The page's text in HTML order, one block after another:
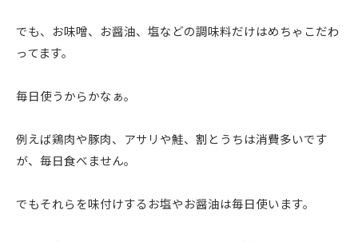
でも、お味噌、お醤油、塩などの調味料だけはめちゃこだわ
ってます。
毎日使うからかなぁ。
例えば鶏肉や豚肉、アサリや鮭、割とうちは消費多いです
が、毎日食べません。
でもそれらを味付けするお塩やお醤油は毎日使います。